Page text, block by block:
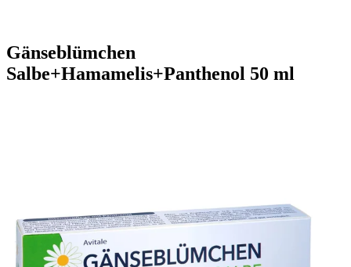
Gänseblümchen
Salbe+Hamamelis+Panthenol 50 ml